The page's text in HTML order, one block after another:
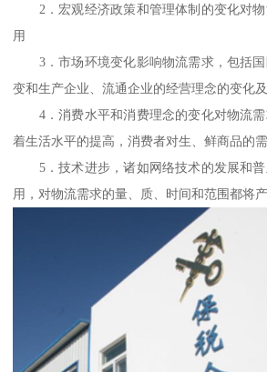
2．宏观经济政策和管理体制的变化对物
用
3．市场环境变化影响物流需求，包括国
变和生产企业、流通企业的经营理念的变化
4．消费水平和消费理念的变化对物流需
着生活水平的提高，消费者对生、鲜商品的
5．技术进步，诸如网络技术的发展和普
用，对物流需求的量、质、时间和范围都将产